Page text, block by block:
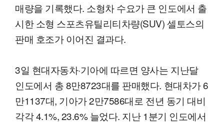
매량을 기록했다. 소형차 수요가 큰 인도에서 출
시한 소형 스포츠유틸리티차량(SUV) 셀토스의
판매 호조가 이어진 결과다.
3일 현대자동차·기아에 따르면 양사는 지난달
인도에서 총 8만8723대를 판매했다. 현대차가 6
만1137대, 기아가 2만7586대로 전년 동기 대비
각각 4.1%, 23.6% 늘었다. 지난 1분기 인도에서